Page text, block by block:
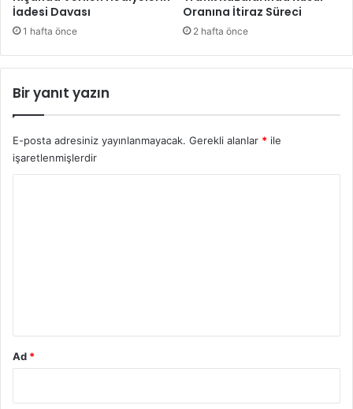
İadesi Davası
1 hafta önce
Oranına İtiraz Süreci
2 hafta önce
Bir yanıt yazın
E-posta adresiniz yayınlanmayacak. Gerekli alanlar * ile
işaretlenmişlerdir
Ad *